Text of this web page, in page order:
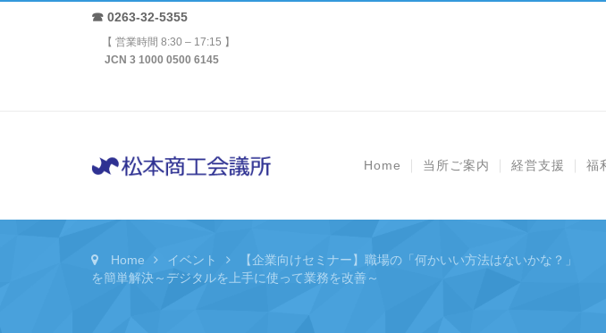
☎ 0263-32-5355
【 営業時間 8:30 – 17:15 】
JCN 3 1000 0500 6145
Home 当所ご案内 経営支援 福
Home イベント
【企業向けセミナー】職場の「何かいい方法はないかな？」
を簡単解決～デジタルを上手に使って業務を改善～